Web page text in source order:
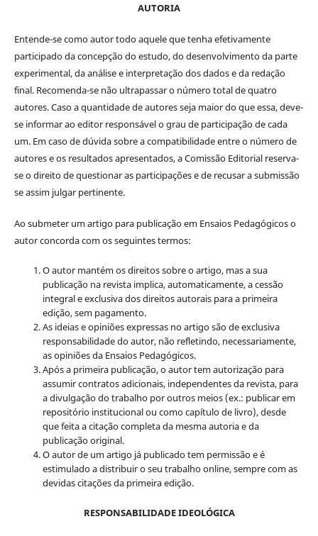
AUTORIA
Entende-se como autor todo aquele que tenha efetivamente
participado da concepção do estudo, do desenvolvimento da parte
experimental, da análise e interpretação dos dados e da redação
final. Recomenda-se não ultrapassar o número total de quatro
autores. Caso a quantidade de autores seja maior do que essa, deve-
se informar ao editor responsável o grau de participação de cada
um. Em caso de dúvida sobre a compatibilidade entre o número de
autores e os resultados apresentados, a Comissão Editorial reserva-
se o direito de questionar as participações e de recusar a submissão
se assim julgar pertinente.
Ao submeter um artigo para publicação em Ensaios Pedagógicos o
autor concorda com os seguintes termos:
O autor mantém os direitos sobre o artigo, mas a sua
publicação na revista implica, automaticamente, a cessão
integral e exclusiva dos direitos autorais para a primeira
edição, sem pagamento.
As ideias e opiniões expressas no artigo são de exclusiva
responsabilidade do autor, não refletindo, necessariamente,
as opiniões da Ensaios Pedagógicos.
Após a primeira publicação, o autor tem autorização para
assumir contratos adicionais, independentes da revista, para
a divulgação do trabalho por outros meios (ex.: publicar em
repositório institucional ou como capítulo de livro), desde
que feita a citação completa da mesma autoria e da
publicação original.
O autor de um artigo já publicado tem permissão e é
estimulado a distribuir o seu trabalho online, sempre com as
devidas citações da primeira edição.
RESPONSABILIDADE IDEOLÓGICA